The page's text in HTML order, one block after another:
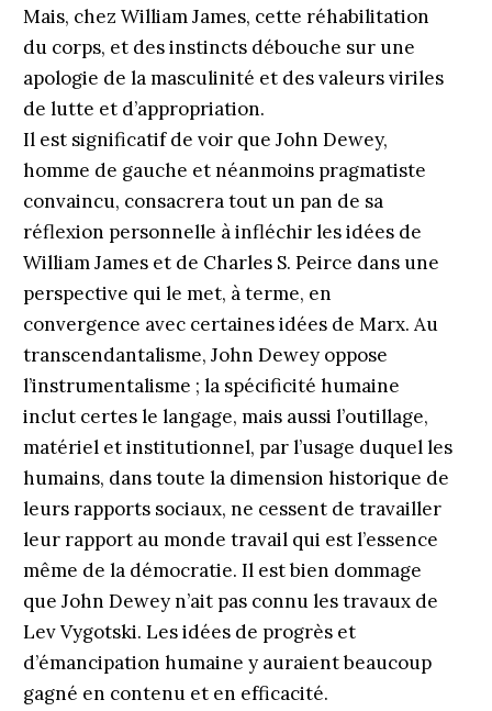
Mais, chez William James, cette réhabilitation
du corps, et des instincts débouche sur une
apologie de la masculinité et des valeurs viriles
de lutte et d’appropriation.
Il est significatif de voir que John Dewey,
homme de gauche et néanmoins pragmatiste
convaincu, consacrera tout un pan de sa
réflexion personnelle à infléchir les idées de
William James et de Charles S. Peirce dans une
perspective qui le met, à terme, en
convergence avec certaines idées de Marx. Au
transcendantalisme, John Dewey oppose
l’instrumentalisme ; la spécificité humaine
inclut certes le langage, mais aussi l’outillage,
matériel et institutionnel, par l’usage duquel les
humains, dans toute la dimension historique de
leurs rapports sociaux, ne cessent de travailler
leur rapport au monde travail qui est l’essence
même de la démocratie. Il est bien dommage
que John Dewey n’ait pas connu les travaux de
Lev Vygotski. Les idées de progrès et
d’émancipation humaine y auraient beaucoup
gagné en contenu et en efficacité.